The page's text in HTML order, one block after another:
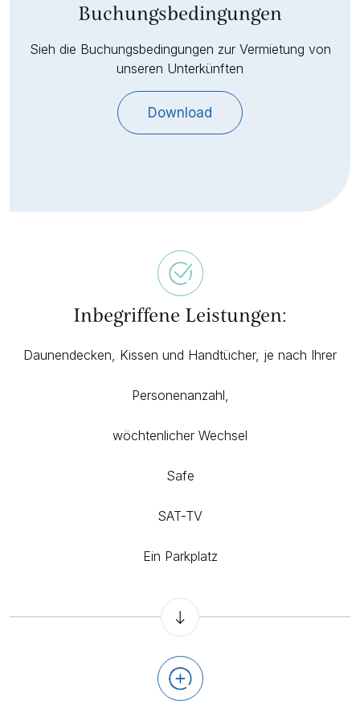
Buchungsbedingungen
Sieh die Buchungsbedingungen zur Vermietung von
unseren Unterkünften
Download
Inbegriffene Leistungen:
Daunendecken, Kissen und Handtücher, je nach Ihrer
Personenanzahl,
wöchtenlicher Wechsel
Safe
SAT-TV
Ein Parkplatz